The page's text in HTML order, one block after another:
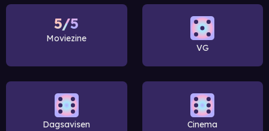
5/5
Moviezine
VG
Dagsavisen Cinema